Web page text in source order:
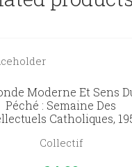
Moderne Et Sens
Péché : Semaine Des
Catholiques,
Collectif